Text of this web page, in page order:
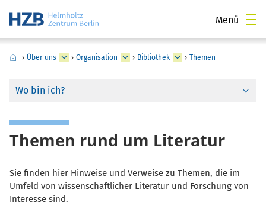
Menü
› Über uns › Organisation › Bibliothek › Themen
Wo bin ich?
Themen rund um Literatur
Sie finden hier Hinweise und Verweise zu Themen, die im
Umfeld von wissenschaftlicher Literatur und Forschung von
Interesse sind.